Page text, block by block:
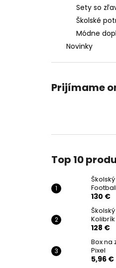
Sety so
Školské
Módne
Novinky
Prijímame
Top 10
130 €
128 €
Box na
Pixel
5,96 €